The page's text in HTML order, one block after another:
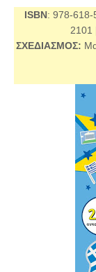
ISBN: 978-
ΣΧΕΔΙΑΣΜΟΣ: